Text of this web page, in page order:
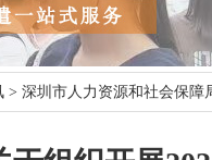
> 深圳市人力资源和社会保障